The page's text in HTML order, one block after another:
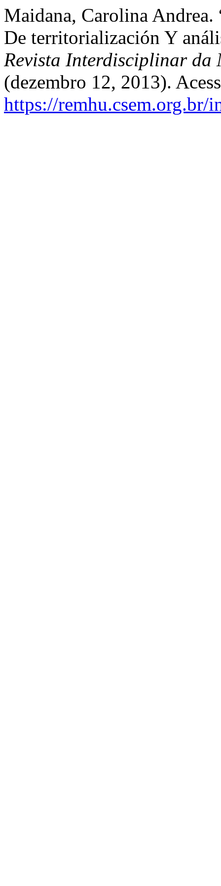
Maidana, Carolina
De territorialización Y
Revista Interdisciplinar da
(dezembro 12, 2013).
https://remhu.csem.org.br/